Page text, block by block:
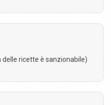
delle ricette è sanzionabile)